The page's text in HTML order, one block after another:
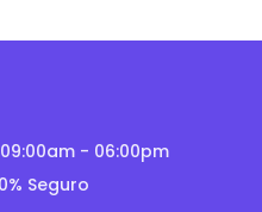
- 06:00pm
Seguro